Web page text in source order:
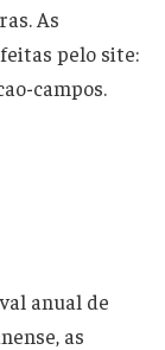
As
pelo site:
campos.
anual de
as